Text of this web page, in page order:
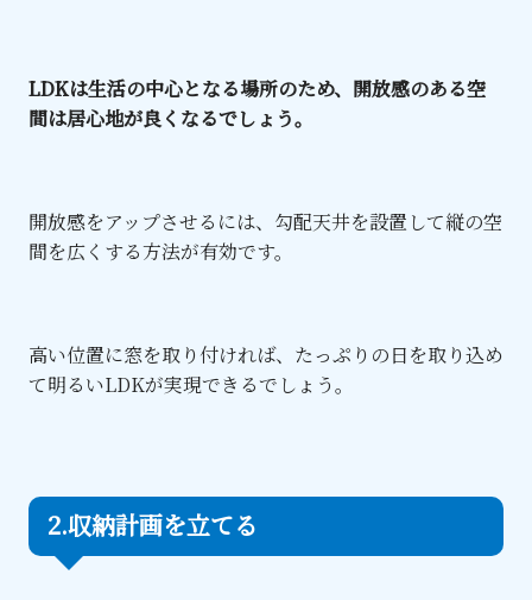
LDKは生活の中心となる場所のため、開放感のある空
間は居心地が良くなるでしょう。
開放感をアップさせるには、勾配天井を設置して縦の空
間を広くする方法が有効です。
高い位置に窓を取り付ければ、たっぷりの日を取り込め
て明るいLDKが実現できるでしょう。
2.収納計画を立てる